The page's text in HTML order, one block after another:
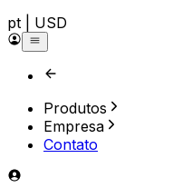
pt
USD
Produtos
Empresa
Contato